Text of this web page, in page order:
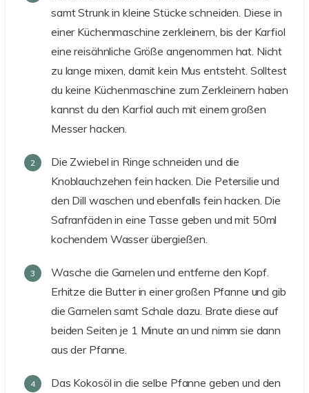
samt Strunk in kleine Stücke schneiden. Diese in
einer Küchenmaschine zerkleinern, bis der Karfiol
eine reisähnliche Größe angenommen hat. Nicht
zu lange mixen, damit kein Mus entsteht. Solltest
du keine Küchenmaschine zum Zerkleinern haben
kannst du den Karfiol auch mit einem großen
Messer hacken.
Die Zwiebel in Ringe schneiden und die
Knoblauchzehen fein hacken. Die Petersilie und
den Dill waschen und ebenfalls fein hacken. Die
Safranfäden in eine Tasse geben und mit 50ml
kochendem Wasser übergießen.
Wasche die Garnelen und entferne den Kopf.
Erhitze die Butter in einer großen Pfanne und gib
die Garnelen samt Schale dazu. Brate diese auf
beiden Seiten je 1 Minute an und nimm sie dann
aus der Pfanne.
Das Kokosöl in die selbe Pfanne geben und den